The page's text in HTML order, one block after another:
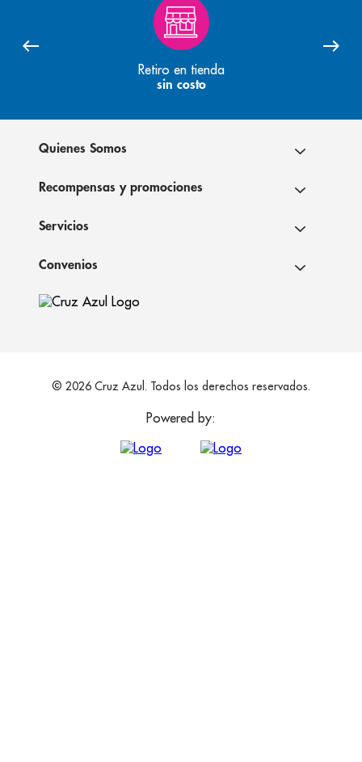
Retiro en tienda
sin costo
Quienes Somos
Recompensas y promociones
Servicios
Convenios
© 2026 Cruz Azul. Todos los derechos reservados.
Powered by: